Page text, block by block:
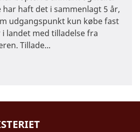
haft det i sammenlagt 5 år,
udgangspunkt kun købe fast
landet med tilladelse fra
Tillade...